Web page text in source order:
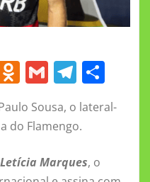
O
d
n
o
kl
G
ai
l
T
el
e
gr
a
h
a
Sousa, o lateral-
do Flamengo.
Letícia Marques, o